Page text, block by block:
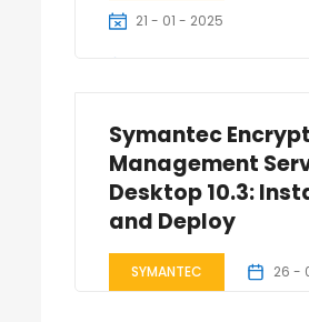
21 - 01 - 2025
Symantec
Management
Desktop 10.3:
and Deploy
SYMANTEC 26 -